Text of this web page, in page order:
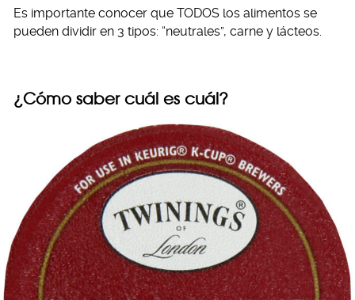
Es importante conocer que TODOS los alimentos se
pueden dividir en 3 tipos: “neutrales”, carne y lácteos.
¿Cómo saber cuál es cuál?